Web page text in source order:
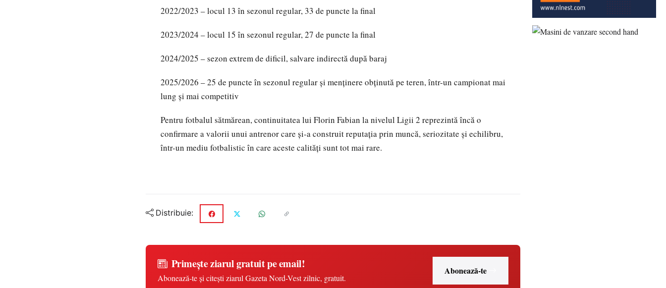
2022/2023 – locul 13 în sezonul regular, 33 de puncte la final
2023/2024 – locul 15 în sezonul regular, 27 de puncte la final
2024/2025 – sezon extrem de dificil, salvare indirectă după baraj
2025/2026 – 25 de puncte în sezonul regular și menținere obținută pe teren, într-un campionat mai
lung și mai competitiv
Pentru fotbalul sătmărean, continuitatea lui Florin Fabian la nivelul Ligii 2 reprezintă încă o
confirmare a valorii unui antrenor care și-a construit reputația prin muncă, seriozitate și echilibru,
într-un mediu fotbalistic în care aceste calități sunt tot mai rare.
Distribuie:
Primește ziarul gratuit pe email!
Abonează-te și citești ziarul Gazeta Nord-Vest zilnic, gratuit.
Abonează-te